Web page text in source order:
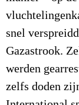
snel
Gazastrook.
werden
zelfs doden